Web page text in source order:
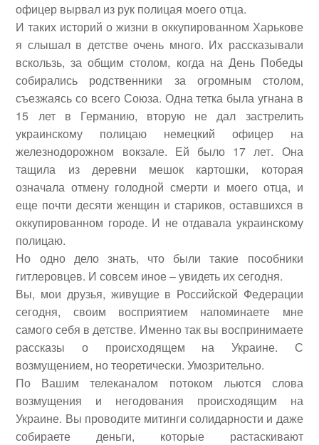
офицер вырвал из рук полицая моего отца.
И таких историй о жизни в оккупированном Харькове
я слышал в детстве очень много. Их рассказывали
вскользь, за общим столом, когда на День Победы
собирались родственники за огромным столом,
съезжаясь со всего Союза. Одна тетка была угнана в
15 лет в Германию, вторую не дал застрелить
украинскому полицаю немецкий офицер на
железнодорожном вокзале. Ей было 17 лет. Она
тащила из деревни мешок картошки, которая
означала отмену голодной смерти и моего отца, и
еще почти десяти женщин и стариков, оставшихся в
оккупированном городе. И не отдавала украинскому
полицаю.
Но одно дело знать, что были такие пособники
гитлеровцев. И совсем иное – увидеть их сегодня.
Вы, мои друзья, живущие в Российской Федерации
сегодня, своим восприятием напоминаете мне
самого себя в детстве. Именно так вы воспринимаете
рассказы о происходящем на Украине. С
возмущением, но теоретически. Умозрительно.
По Вашим телеканалом потоком льются слова
возмущения и негодования происходящим на
Украине. Вы проводите митинги солидарности и даже
собираете деньги, которые растаскивают